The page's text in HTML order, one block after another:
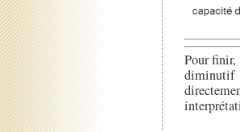
Pour finir,
diminutif